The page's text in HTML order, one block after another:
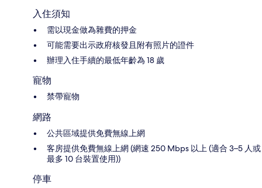
入住須知
需以現金做為雜費的押金
可能需要出示政府核發且附有照片的證件
辦理入住手續的最低年齡為 18 歲
寵物
禁帶寵物
網路
公共區域提供免費無線上網
客房提供免費無線上網 (網速 250 Mbps 以上 (適合 3–5 人或
最多 10 台裝置使用))
停車